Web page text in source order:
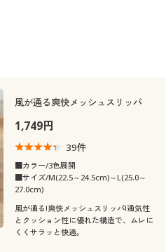
風が通る爽快メッシュスリッパ
1,749円
39件
■カラー/3色展開
■サイズ/M(22.5～24.5cm)～L(25.0～
27.0cm)
風が通る!爽快メッシュスリッパ!通気性
とクッション性に優れた構造で、ムレに
くくサラッと快適。